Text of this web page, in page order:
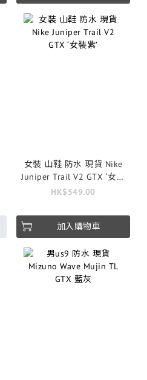
女裝 山鞋 防水 現貨 Nike
Juniper Trail V2 GTX ‘女裝
紫’
HK$549.00
加入購物車